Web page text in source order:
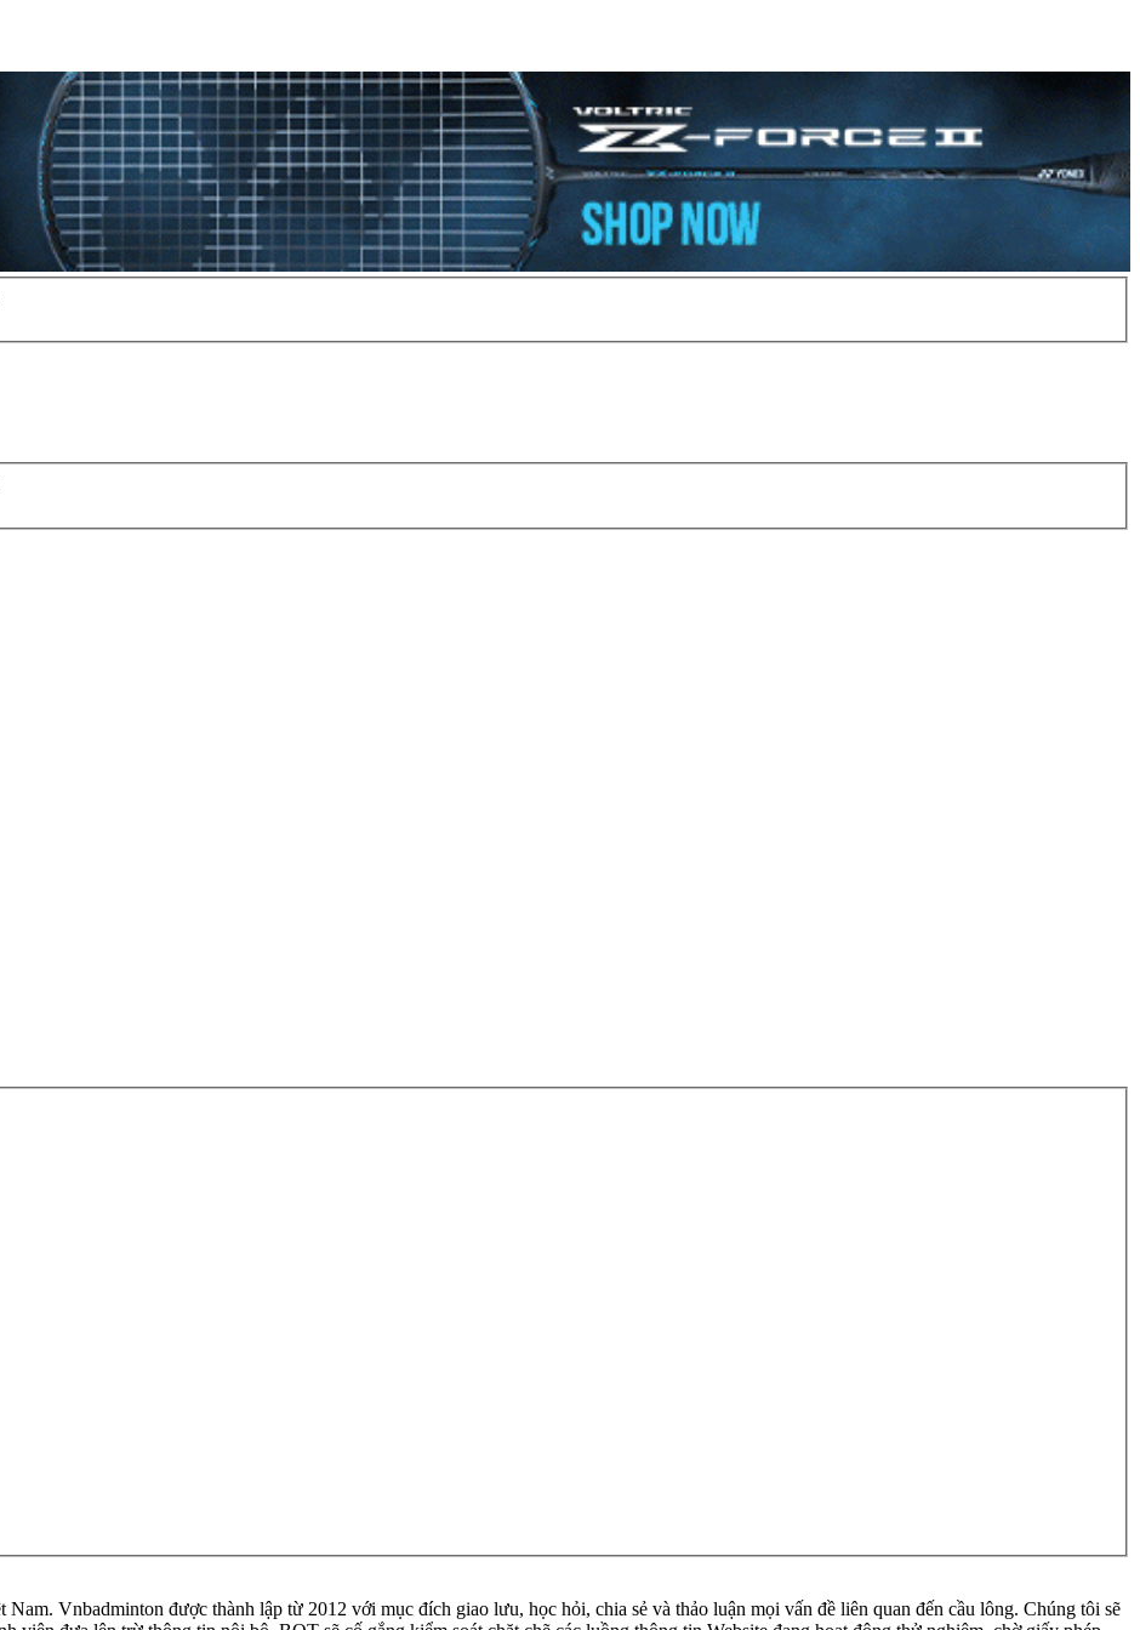
Vnbadminton được thành lập từ 2012 với mục đích giao lưu, học hỏi, chia sẻ và thảo luận mọi vấn đề liên quan đến cầu lông. Chúng tôi sẽ